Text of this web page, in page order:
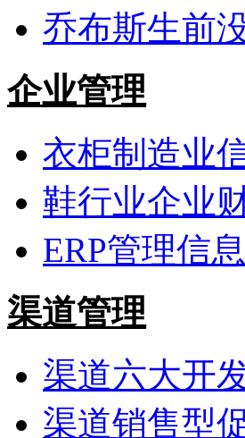
乔布斯生前
企业管理
衣柜制造业
鞋行业企业
ERP管理信
渠道管理
渠道六大开
渠道销售型